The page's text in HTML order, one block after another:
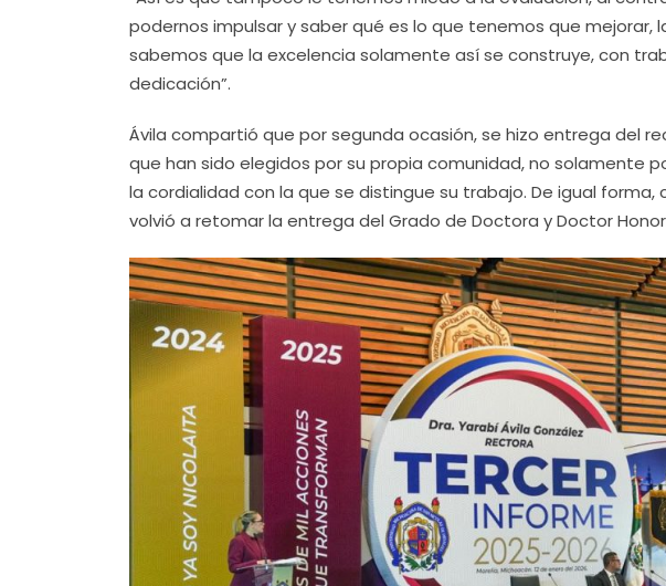
podernos impulsar y saber qué es lo que tenemos que mejorar,
sabemos que la excelencia solamente así se construye, con
dedicación”.
Ávila compartió que por segunda ocasión, se hizo entrega del
que han sido elegidos por su propia comunidad, no solamente
la cordialidad con la que se distingue su trabajo. De igual
volvió a retomar la entrega del Grado de Doctora y Doctor